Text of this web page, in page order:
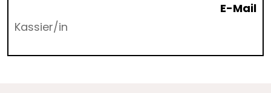
E-Mail
Kassier/in